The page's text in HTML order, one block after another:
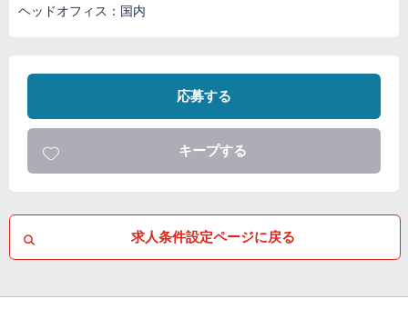
ヘッドオフィス：国内
応募する
キープする
求人条件設定ページに戻る